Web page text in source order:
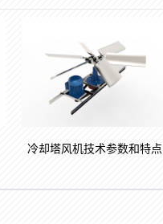
冷却塔风机技术参数和特点